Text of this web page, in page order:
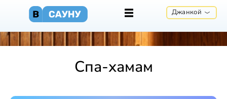
Джанкой
Спа-хамам